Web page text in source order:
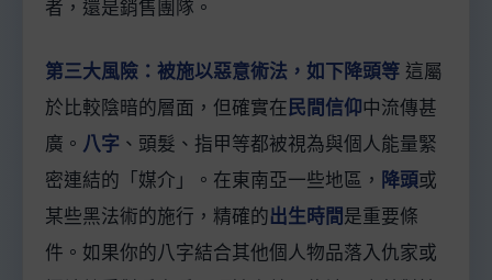
者，還是銷售團隊。
第三大風險：被施以惡意術法，如下降頭等 這屬
於比較陰暗的層面，但確實在民間信仰中流傳甚
廣。 八字 、頭髮、指甲等都被視為與個人能量緊
密連結的「媒介」。在東南亞一些地區， 降頭或
某些黑法術的施行，精確的出生時間 是重要條
件。如果你的八字結合其他個人物品落入仇家或